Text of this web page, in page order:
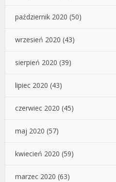
październik 2020 (50)
wrzesień 2020 (43)
sierpień 2020 (39)
lipiec 2020 (43)
czerwiec 2020 (45)
maj 2020 (57)
kwiecień 2020 (59)
marzec 2020 (63)